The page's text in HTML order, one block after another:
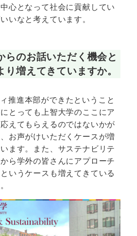
心となって社会に貢献してい
いなと考えています。
らのお話いただく機会と
り増えてきていますか。
推進本部ができたということ
とっても上智大学のここにア
えてもらえるのではないかが
お声がけいただくケースが増
ます。また、サステナビリテ
ら学外の皆さんにアプローチ
いうケースも増えてきている